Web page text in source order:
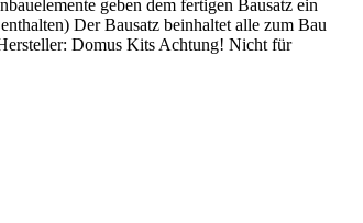
geben dem fertigen Bausatz ein
Der Bausatz beinhaltet alle zum Bau
Domus Kits Achtung! Nicht für